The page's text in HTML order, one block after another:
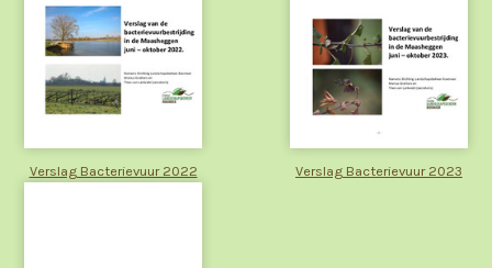
Verslag Bacterievuur 2022 Verslag Bacterievuur 2023